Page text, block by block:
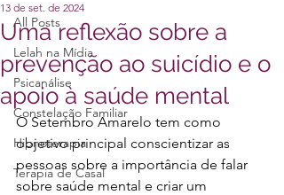
All Posts
Lelah na Mídia
Psicanálise
Constelação Familiar
Hipnoterapia
Terapia de Casal
Uma reflexão sobre a
prevenção ao suicídio e o
apoio à saúde mental
13 de set. de 2024
O Setembro Amarelo tem como
objetivo principal conscientizar as
pessoas sobre a importância de falar
sobre saúde mental e criar um